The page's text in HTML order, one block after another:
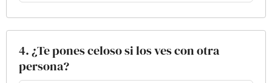
4. ¿Te pones celoso si los ves con otra
persona?